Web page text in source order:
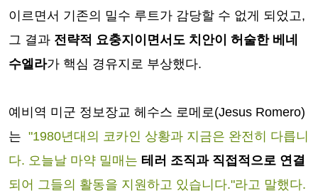
이르면서 기존의 밀수 루트가 감당할 수 없게 되었고,
그 결과 전략적 요충지이면서도 치안이 허술한 베네
수엘라가 핵심 경유지로 부상했다.
예비역 미군 정보장교 헤수스 로메로(Jesus Romero)
는 "1980년대의 코카인 상황과 지금은 완전히 다릅니
다. 오늘날 마약 밀매는 테러 조직과 직접적으로 연결
되어 그들의 활동을 지원하고 있습니다."라고 말했다.